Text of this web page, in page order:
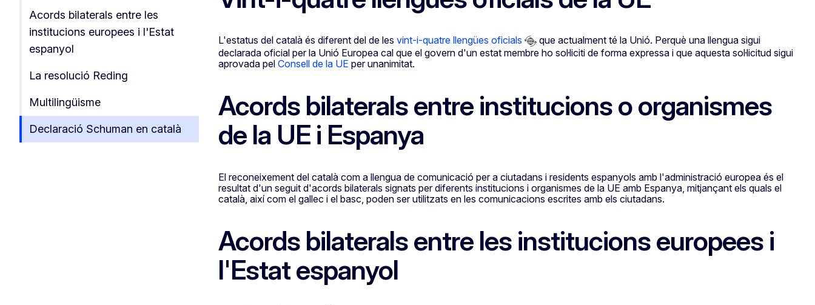
Acords bilaterals entre les
institucions europees i l'Estat
espanyol
La resolució Reding
Multilingüisme
Declaració Schuman en català
L'estatus del català és diferent del de les vint-i-quatre llengües oficials
que actualment té la Unió. Perquè una llengua sigui
declarada oficial per la Unió Europea cal que el govern d'un estat membre ho sol·liciti de forma expressa i que aquesta sol·licitud sigui
aprovada pel Consell de la UE per unanimitat.
Acords bilaterals entre institucions o organismes
de la UE i Espanya
El reconeixement del català com a llengua de comunicació per a ciutadans i residents espanyols amb l'administració europea és el
resultat d'un seguit d'acords bilaterals signats per diferents institucions i organismes de la UE amb Espanya, mitjançant els quals el
català, així com el gallec i el basc, poden ser utilitzats en les comunicacions escrites amb els ciutadans.
Acords bilaterals entre les institucions europees i
l'Estat espanyol